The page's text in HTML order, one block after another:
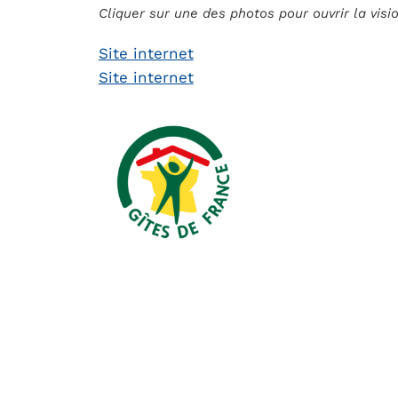
Cliquer sur une des photos pour ouvrir la
Site internet
Site internet